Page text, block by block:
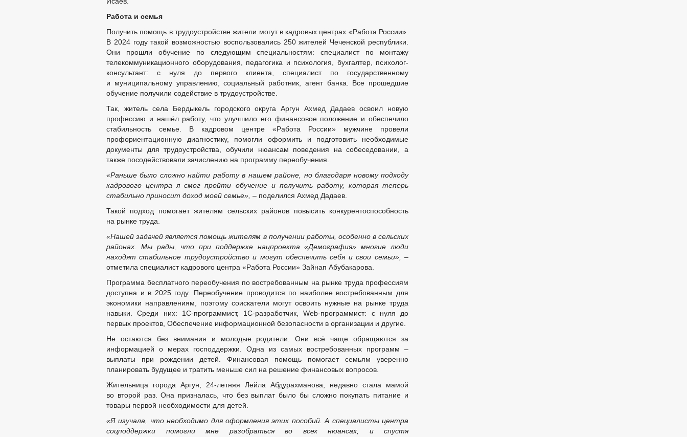
Работа и семья
Получить помощь в трудоустройстве жители могут в кадровых центрах «Работа России».
В 2024 году такой возможностью воспользовались 250 жителей Чеченской республики.
Они прошли обучение по следующим специальностям: специалист по монтажу
телекоммуникационного оборудования, педагогика и психология, бухгалтер, психолог-
консультант: с нуля до первого клиента, специалист по государственному
и муниципальному управлению, социальный работник, агент банка. Все прошедшие
обучение получили содействие в трудоустройстве.
Так, житель села Бердыкель городского округа Аргун Ахмед Дадаев освоил новую
профессию и нашёл работу, что улучшило его финансовое положение и обеспечило
стабильность семье. В кадровом центре «Работа России» мужчине провели
профориентационную диагностику, помогли оформить и подготовить необходимые
документы для трудоустройства, обучили нюансам поведения на собеседовании, а
также посодействовали зачислению на программу переобучения.
«Раньше было сложно найти работу в нашем районе, но благодаря новому подходу
кадрового центра я смог пройти обучение и получить работу, которая теперь
стабильно приносит доход моей семье», – поделился Ахмед Дадаев.
Такой подход помогает жителям сельских районов повысить конкурентоспособность
на рынке труда.
«Нашей задачей является помощь жителям в получении работы, особенно в сельских
районах. Мы рады, что при поддержке нацпроекта «Демография» многие люди
находят стабильное трудоустройство и могут обеспечить себя и свои семьи»,
–
отметила специалист кадрового центра «Работа России» Зайнап Абубакарова.
Программа бесплатного переобучения по востребованным на рынке труда профессиям
доступна и в 2025 году. Переобучение проводится по наиболее востребованным для
экономики направлениям, поэтому соискатели могут освоить нужные на рынке труда
навыки. Среди них: 1С-программист, 1С-разработчик, Web-программист: с нуля до
первых проектов, Обеспечение информационной безопасности в организации и другие.
Не остаются без внимания и молодые родители. Они всё чаще обращаются за
информацией о мерах господдержки. Одна из самых востребованных программ –
выплаты при рождении детей. Финансовая помощь помогает семьям уверенно
планировать будущее и тратить меньше сил на решение финансовых вопросов.
Жительница города Аргун, 24-летняя Лейла Абдурахманова, недавно стала мамой
во второй раз. Она призналась, что без выплат было бы сложно покупать питание и
товары первой необходимости для детей.
«Я изучала, что необходимо для оформления этих пособий. А специалисты центра
соцподдержки помогли мне разобраться во всех нюансах, и спустя